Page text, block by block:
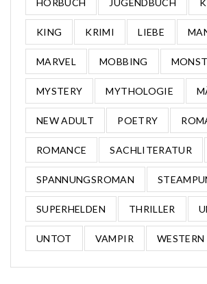
KING KRIMI LIEBE
MARVEL MOBBING
MYSTERY MYTHOLOGIE
NEW ADULT POETRY
ROMANCE SACHLITERATUR
SPANNUNGSROMAN
SUPERHELDEN THRILLER
UNTOT VAMPIR WESTERN